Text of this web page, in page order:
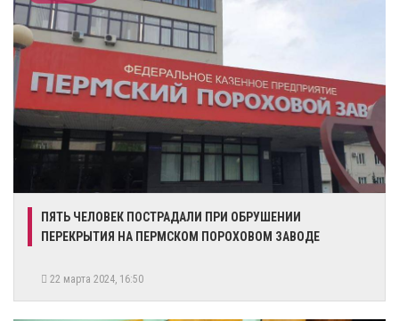
​ПЯТЬ ЧЕЛОВЕК ПОСТРАДАЛИ ПРИ ОБРУШЕНИИ
ПЕРЕКРЫТИЯ НА ПЕРМСКОМ ПОРОХОВОМ ЗАВОДЕ
22 марта 2024, 16:50